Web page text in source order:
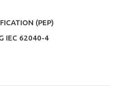
(PEP)
IEC 62040-4